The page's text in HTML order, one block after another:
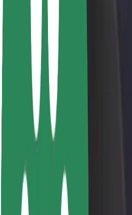
Projeto Zero
Blog
Sala de imprensa
Diretrizes da marca
Missão
Relações com investidores
Liderança
Marca
Fundo Urbano
Segurança dos passageiros